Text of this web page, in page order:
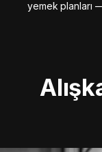
yemek planları